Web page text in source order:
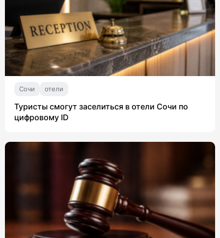
Сочи отели
Туристы смогут заселиться в отели Сочи по
цифровому ID